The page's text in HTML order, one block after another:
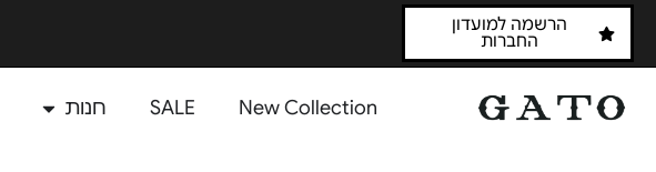
הרשמה למועדון
החברות
New Collection
SALE חנות